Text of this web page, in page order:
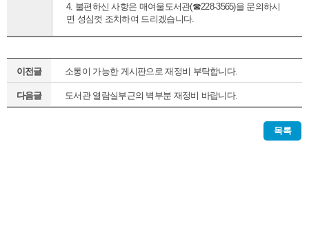
4. 불편하신 사항은 매여울도서관(☎228-3565)을 문의하시
면 성심껏 조치하여 드리겠습니다.
이전글 소통이 가능한 게시판으로 재정비 부탁합니다.
다음글 도서관 열람실부근의 벽부분 재정비 바랍니다.
목록